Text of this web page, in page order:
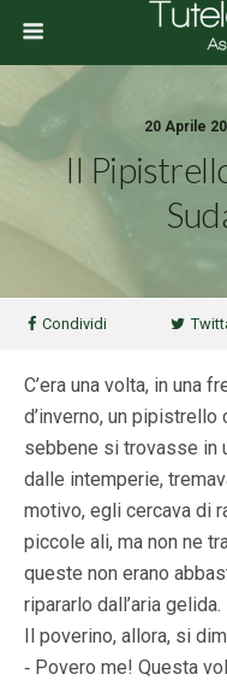
20 Aprile
Il
Condividi
C’era una volta, in una
d’inverno, un pipistrello
sebbene si trovasse in
dalle intemperie,
motivo, egli cercava di
piccole ali, ma non ne
queste non erano
ripararlo dall’aria gelida.
Il poverino, allora, si
‑ Povero me! Questa